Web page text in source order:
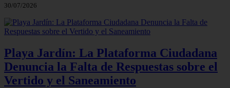
30/07/2026
Playa Jardín: La Plataforma Ciudadana
Denuncia la Falta de Respuestas sobre el
Vertido y el Saneamiento